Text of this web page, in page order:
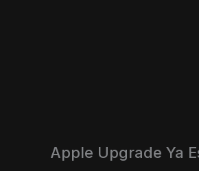
Apple Upgrade Ya